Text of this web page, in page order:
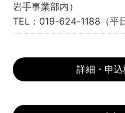
岩手事業部内）
TEL： 019-624-1188 （平
詳細・申